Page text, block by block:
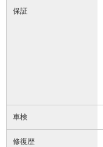
保証
車検
修復歴